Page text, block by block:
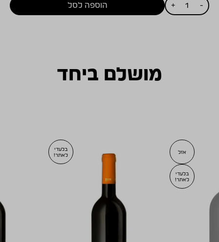
-
כמות
של
+ הוספה לסל
מושלם ביחד
אזל
בלעדי
לאתר!
בלעדי
לאתר!